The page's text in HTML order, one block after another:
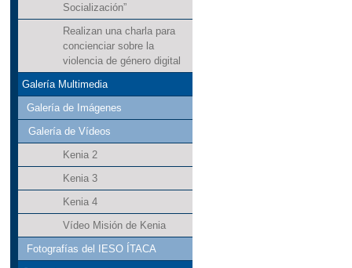
Socialización”
Realizan una charla para
concienciar sobre la
violencia de género digital
Galería Multimedia
Galería de Imágenes
Galería de Vídeos
Kenia 2
Kenia 3
Kenia 4
Vídeo Misión de Kenia
Fotografías del IESO ÍTACA